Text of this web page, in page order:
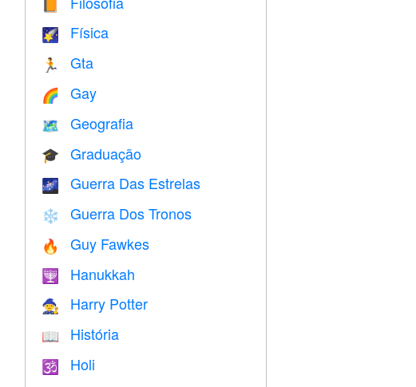
🌠 Física
🏃 Gta
🌈 Gay
🗺 Geografia
🎓 Graduação
🌌 Guerra Das Estrelas
❄️ Guerra Dos Tronos
🔥 Guy Fawkes
🕎 Hanukkah
🧙 Harry Potter
📖 História
🕉
Holi